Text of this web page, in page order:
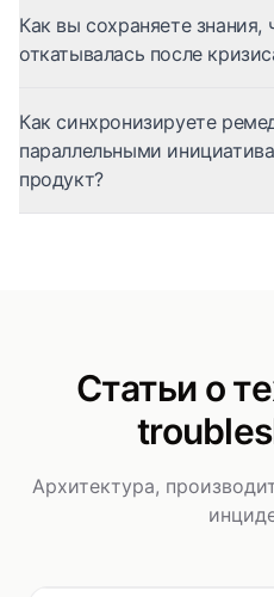
Как вы сохраняете знания,
откатывалась после
Как синхронизируете
параллельными
продукт?
Статьи о
Архитектура,